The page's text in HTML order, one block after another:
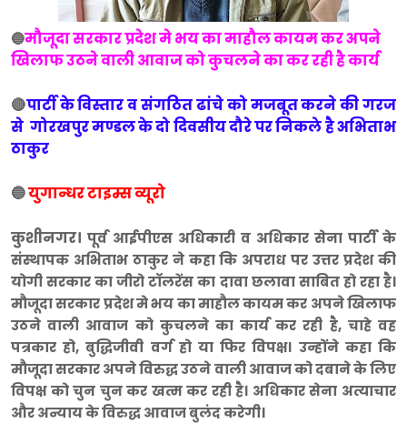
🔵मौजूदा सरकार प्रदेश मे भय का माहौल कायम कर अपने
खिलाफ उठने वाली आवाज को कुचलने का कर रही है कार्य
🔴पार्टी के विस्तार व संगठित ढांचे को मजबूत करने की गरज
से गोरखपुर मण्डल के दो दिवसीय दौरे पर निकले है अभिताभ
ठाकुर
🔵युगान्धर टाइम्स व्यूरो
कुशीनगर। पूर्व आईपीएस अधिकारी व अधिकार सेना पार्टी के
संस्थापक अभिताभ ठाकुर ने कहा कि अपराध पर उत्तर प्रदेश की
योगी सरकार का जीरो टाॅलरेंस का दावा छलावा साबित हो रहा है।
मौजूदा सरकार प्रदेश मे भय का माहौल कायम कर अपने खिलाफ
उठने वाली आवाज को कुचलने का कार्य कर रही है, चाहे वह
पत्रकार हो, बुद्धिजीवी वर्ग हो या फिर विपक्ष। उन्होंने कहा कि
मौजूदा सरकार अपने विरुद्ध उठने वाली आवाज को दबाने के लिए
विपक्ष को चुन चुन कर खत्म कर रही है। अधिकार सेना अत्याचार
और अन्याय के विरुद्ध आवाज बुलंद करेगी।